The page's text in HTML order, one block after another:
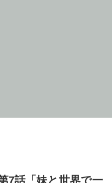
7話「妹と世界で一